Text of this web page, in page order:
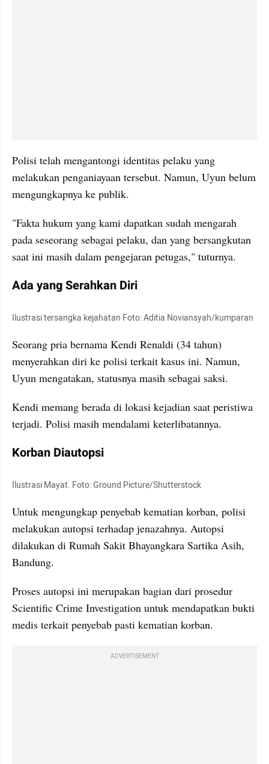
Polisi telah mengantongi identitas pelaku yang
melakukan penganiayaan tersebut. Namun, Uyun belum
mengungkapnya ke publik.
"Fakta hukum yang kami dapatkan sudah mengarah
pada seseorang sebagai pelaku, dan yang bersangkutan
saat ini masih dalam pengejaran petugas," tuturnya.
Ada yang Serahkan Diri
Ilustrasi tersangka kejahatan Foto: Aditia Noviansyah/kumparan
Seorang pria bernama Kendi Renaldi (34 tahun)
menyerahkan diri ke polisi terkait kasus ini. Namun,
Uyun mengatakan, statusnya masih sebagai saksi.
Kendi memang berada di lokasi kejadian saat peristiwa
terjadi. Polisi masih mendalami keterlibatannya.
Korban Diautopsi
Ilustrasi Mayat. Foto: Ground Picture/Shutterstock
Untuk mengungkap penyebab kematian korban, polisi
melakukan autopsi terhadap jenazahnya. Autopsi
dilakukan di Rumah Sakit Bhayangkara Sartika Asih,
Bandung.
Proses autopsi ini merupakan bagian dari prosedur
Scientific Crime Investigation untuk mendapatkan bukti
medis terkait penyebab pasti kematian korban.
ADVERTISEMENT